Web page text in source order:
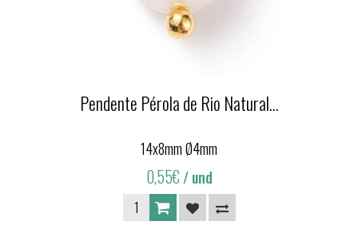
Pendente Pérola de Rio Natural...
14x8mm Ø4mm
0,55€/ und